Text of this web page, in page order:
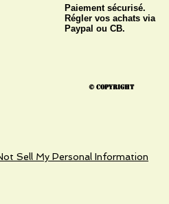
Paiement sécurisé.
Régler vos achats via
Paypal ou CB.
© Copyright
Sell My Personal Information